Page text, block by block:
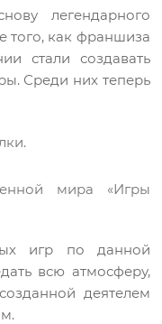
легендарного
того, как франшиза
стали создавать
Среди них теперь
мира «Игры
игр по данной
всю атмосферу,
деятелем